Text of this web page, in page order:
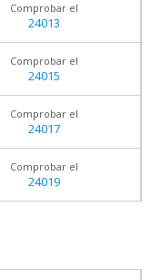
Comprobar el
24013
Comprobar el
24015
Comprobar el
24017
Comprobar el
24019